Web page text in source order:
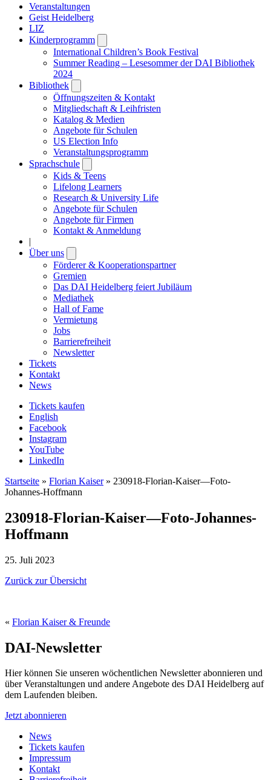
Veranstaltungen
Geist Heidelberg
LIZ
Kinderprogramm
submenu
International Children’s Book Festival
Summer Reading – Lesesommer der DAI Bibliothek
2024
Bibliothek
submenu
Öffnungszeiten & Kontakt
Mitgliedschaft & Leihfristen
Katalog & Medien
Angebote für Schulen
US Election Info
Veranstaltungsprogramm
Sprachschule
submenu
Kids & Teens
Lifelong Learners
Research & University Life
Angebote für Schulen
Angebote für Firmen
Kontakt & Anmeldung
|
Über uns
submenu
Förderer & Kooperationspartner
Gremien
Das DAI Heidelberg feiert Jubiläum
Mediathek
Hall of Fame
Vermietung
Jobs
Barrierefreiheit
Newsletter
Tickets
Kontakt
News
Tickets kaufen
English
Facebook
Instagram
YouTube
LinkedIn
Startseite » Florian Kaiser» 230918-Florian-Kaiser—Foto-
Johannes-Hoffmann
230918-Florian-Kaiser—Foto-Johannes-
Hoffmann
25. Juli 2023
Zurück zur Übersicht
« Florian Kaiser & Freunde
DAI-Newsletter
Hier können Sie unseren wöchentlichen Newsletter abonnieren und
über Veranstaltungen und andere Angebote des DAI Heidelberg auf
dem Laufenden bleiben.
Jetzt abonnieren
News
Tickets kaufen
Impressum
Kontakt